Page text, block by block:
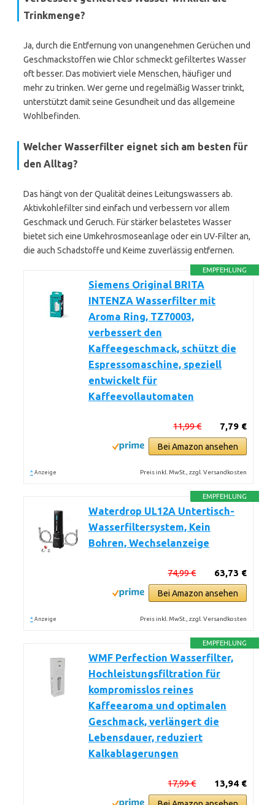
Trinkmenge?
Ja, durch die Entfernung von unangenehmen Gerüchen und
Geschmackstoffen wie Chlor schmeckt gefiltertes Wasser
oft besser. Das motiviert viele Menschen, häufiger und
mehr zu trinken. Wer gerne und regelmäßig Wasser trinkt,
unterstützt damit seine Gesundheit und das allgemeine
Wohlbefinden.
Welcher Wasserfilter eignet sich am besten für
den Alltag?
Das hängt von der Qualität deines Leitungswassers ab.
Aktivkohlefilter sind einfach und verbessern vor allem
Geschmack und Geruch. Für stärker belastetes Wasser
bietet sich eine Umkehrosmoseanlage oder ein UV-Filter an,
die auch Schadstoffe und Keime zuverlässig entfernen.
EMPFEHLUNG
Siemens Original BRITA
INTENZA Wasserfilter mit
Aroma Ring, TZ70003,
verbessert den
Kaffeegeschmack, schützt die
Espressomaschine, speziell
entwickelt für
Kaffeevollautomaten
7,79 €
11,99 €
Bei Amazon ansehen
* Anzeige Preis inkl. MwSt., zzgl. Versandkosten
EMPFEHLUNG
Waterdrop UL12A Untertisch-
Wasserfiltersystem, Kein
Bohren, Wechselanzeige
63,73 €
74,99 €
Bei Amazon ansehen
* Anzeige Preis inkl. MwSt., zzgl. Versandkosten
EMPFEHLUNG
WMF Perfection Wasserfilter,
Hochleistungsfiltration für
kompromisslos reines
Kaffeearoma und optimalen
Geschmack, verlängert die
Lebensdauer, reduziert
Kalkablagerungen
13,94 €
17,99 €